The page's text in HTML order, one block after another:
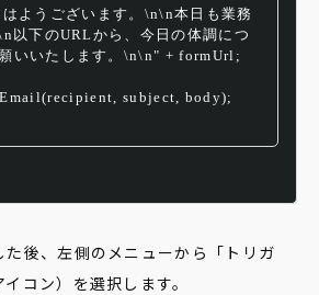
ようございます。\n\n本日も業務
以下のURLから、今日の体調につ
いいたします。\n\n" + formUrl;
subject, body);
た後、左側のメニューから「トリガ
コン）を選択します。